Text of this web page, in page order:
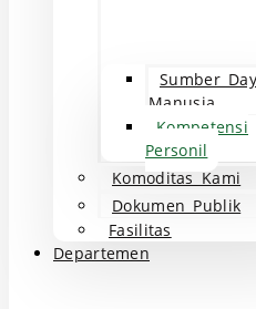
Sumber
Manusia
Kompetensi
Personil
Komoditas Kami
Dokumen Publik
Fasilitas
Departemen